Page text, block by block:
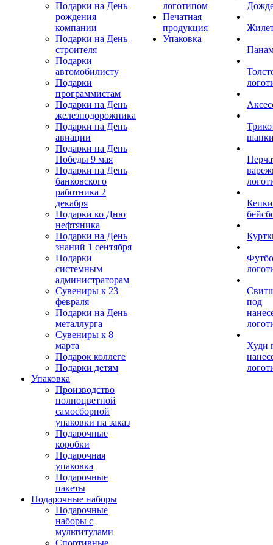
Подарки на День
рождения
компании
Подарки на День
строителя
Подарки
автомобилисту
Подарки
программистам
Подарки на День
железнодорожника
Подарки на День
авиации
Подарки на День
Победы 9 мая
Подарки на День
банковского
работника 2
декабря
Подарки ко Дню
нефтяника
Подарки на День
знаний 1 сентября
Подарки
системным
администраторам
Сувениры к 23
февраля
Подарки на День
металлурга
Сувениры к 8
марта
Подарок коллеге
Подарки детям
Упаковка
Производство
полноцветной
самосборной
упаковки на заказ
Подарочные
коробки
Подарочная
упаковка
Подарочные
пакеты
Подарочные наборы
Подарочные
наборы с
мультитулами
Спортивные
логотипом
Печатная
продукция
Упаковка
под
Худи